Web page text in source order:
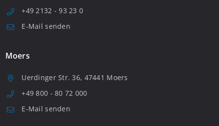
+49 2132 - 93 23 0
E-Mail senden
Moers
Uerdinger Str. 36, 47441 Moers
+49 800 - 80 72 000
E-Mail senden